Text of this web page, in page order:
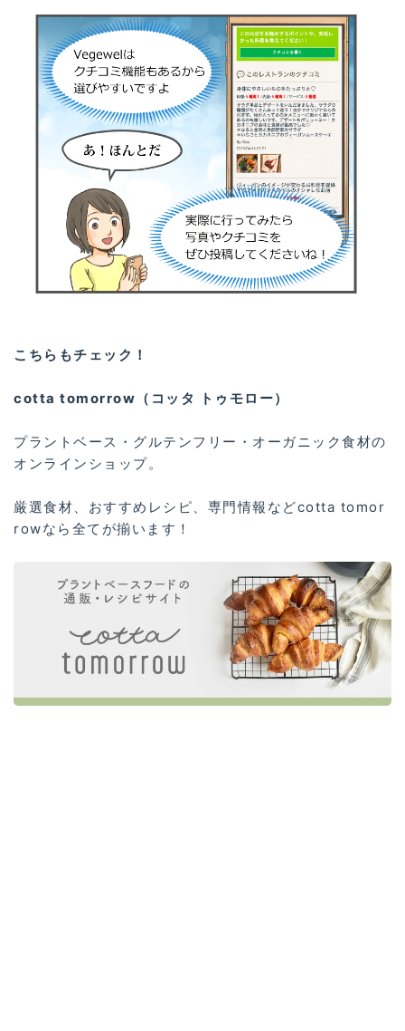
こちらもチェック！
cotta tomorrow（コッタ トゥモロー）
プラントベース・グルテンフリー・オーガニック食材の
オンラインショップ。
厳選食材、おすすめレシピ、専門情報などcotta tomor
rowなら全てが揃います！